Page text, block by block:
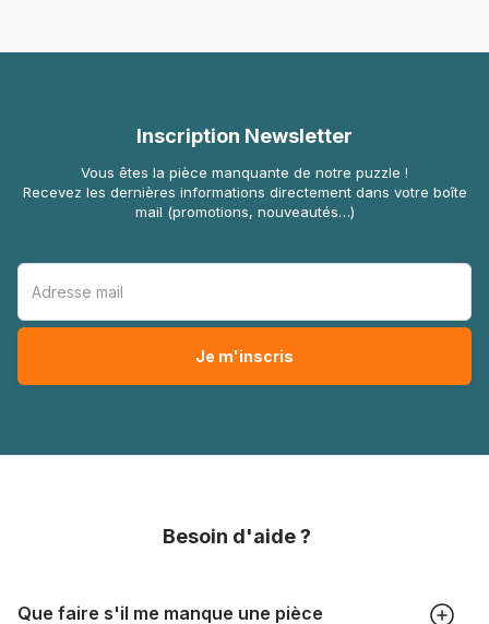
Inscription Newsletter
Vous êtes la pièce manquante de notre puzzle !
Recevez les dernières informations directement dans votre boîte
mail (promotions, nouveautés…)
Besoin d'aide ?
Que faire s'il me manque une pièce